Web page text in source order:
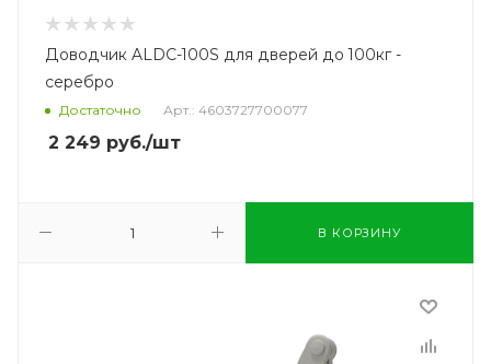
Доводчик ALDC-100S для дверей до 100кг -
серебро
Достаточно Арт.: 4603727700077
2 249 руб./шт
В КОРЗИНУ